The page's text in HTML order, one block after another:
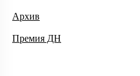
Архив
Премия ДН